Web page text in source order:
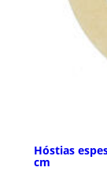
Hóstias
cm